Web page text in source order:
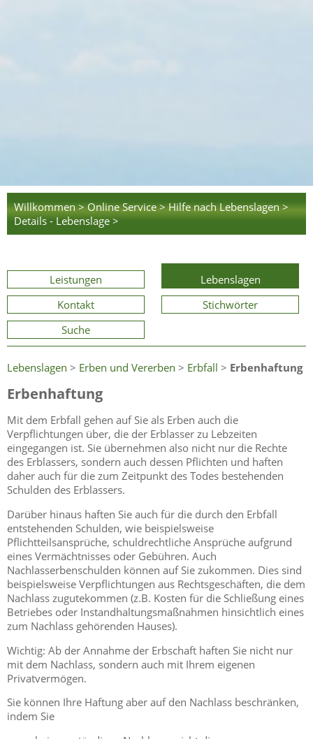
Willkommen > Online Service > Hilfe nach Lebenslagen >
Details - Lebenslage >
Leistungen
Lebenslagen
Kontakt
Stichwörter
Suche
Lebenslagen > Erben und Vererben > Erbfall > Erbenhaftung
Erbenhaftung
Mit dem Erbfall gehen auf Sie als Erben auch die
Verpflichtungen über, die der Erblasser zu Lebzeiten
eingegangen ist. Sie übernehmen also nicht nur die Rechte
des Erblassers, sondern auch dessen Pflichten und haften
daher auch für die zum Zeitpunkt des Todes bestehenden
Schulden des Erblassers.
Darüber hinaus haften Sie auch für die durch den Erbfall
entstehenden Schulden, wie beispielsweise
Pflichtteilsansprüche, schuldrechtliche Ansprüche aufgrund
eines Vermächtnisses oder Gebühren. Auch
Nachlasserbenschulden können auf Sie zukommen. Dies sind
beispielsweise Verpflichtungen aus Rechtsgeschäften, die dem
Nachlass zugutekommen (z.B. Kosten für die Schließung eines
Betriebes oder Instandhaltungsmaßnahmen hinsichtlich eines
zum Nachlass gehörenden Hauses).
Wichtig: Ab der Annahme der Erbschaft haften Sie nicht nur
mit dem Nachlass, sondern auch mit Ihrem eigenen
Privatvermögen.
Sie können Ihre Haftung aber auf den Nachlass beschränken,
indem Sie